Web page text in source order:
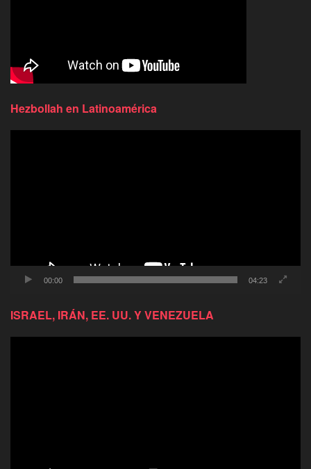
Hezbollah en Latinoamérica
00:00 04:23
ISRAEL, IRÁN, EE. UU. Y VENEZUELA